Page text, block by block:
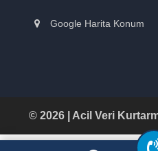
Google Harita Konum
© 2026 | Acil Veri